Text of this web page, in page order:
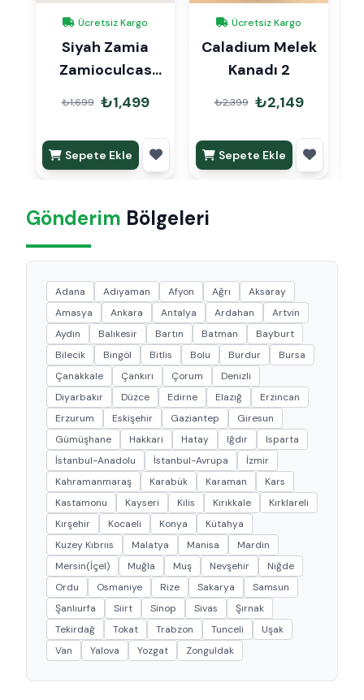
Ücretsiz Kargo
Siyah Zamia
Zamioculcas
40cm
₺1,699 ₺1,499
Sepete Ekle
Ücretsiz Kargo
Caladium Melek
Kanadı 2
₺2,399 ₺2,149
Sepete Ekle
Gönderim Bölgeleri
Adana Adıyaman Afyon Ağrı
Aksaray
Amasya
Ankara Antalya Ardahan
Artvin
Aydın
Balıkesir Bartın Batman
Bayburt
Bilecik
Bingöl Bitlis Bolu Burdur
Bursa
Çanakkale
Çankırı Çorum
Denizli
Diyarbakır
Düzce Edirne Elazığ
Erzincan
Erzurum
Eskişehir Gaziantep
Giresun
Gümüşhane
Hakkari Hatay Iğdır
Isparta
İstanbul-Anadolu
İstanbul-Avrupa
İzmir
Kahramanmaraş
Karabük Karaman
Kars
Kastamonu
Kayseri Kilis Kırıkkale
Kırklareli
Kırşehir
Kocaeli Konya
Kütahya
Kuzey Kıbrııs
Malatya Manisa
Mardin
Mersin(İçel)
Muğla Muş Nevşehir
Niğde
Ordu
Osmaniye Rize Sakarya
Samsun
Şanlıurfa
Siirt Sinop Sivas
Şırnak
Tekirdağ
Tokat Trabzon Tunceli
Uşak
Van
Yalova Yozgat Zonguldak